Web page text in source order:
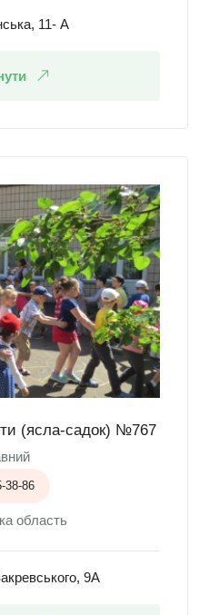
11- А
(ясла-садок) №767
38-86
область
9А